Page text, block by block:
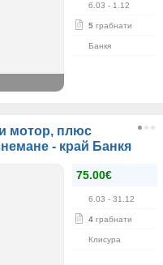
6.03 - 1.12
5 грабнати
Банкя
мотор, плюс
- край Банкя
75.00€
6.03 - 31.12
4 грабнати
Клисура